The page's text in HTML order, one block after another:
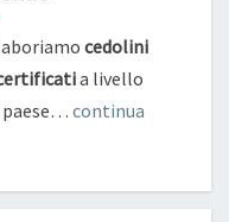
cedolini
a livello
paese…continua